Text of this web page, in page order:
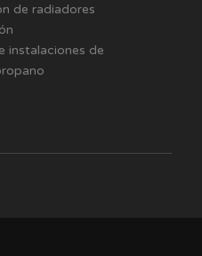
de radiadores
instalaciones de